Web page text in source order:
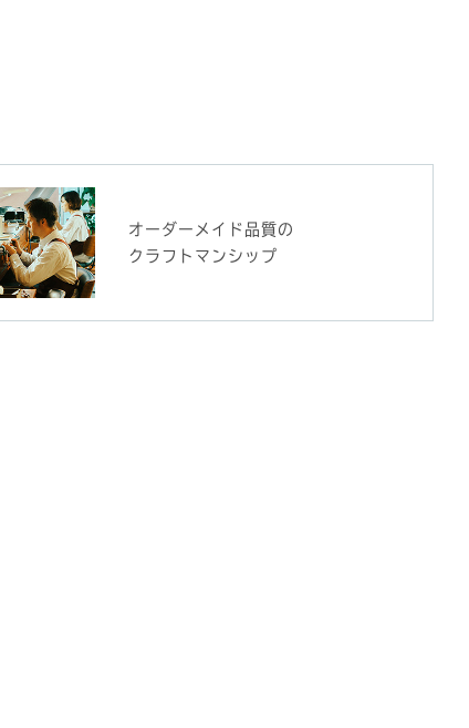
オーダーメイド品質の
クラフトマンシップ